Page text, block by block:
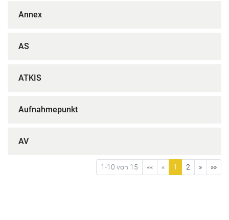
Annex
AS
ATKIS
Aufnahmepunkt
AV
1-10 von 15 «« « 1 2 » »»